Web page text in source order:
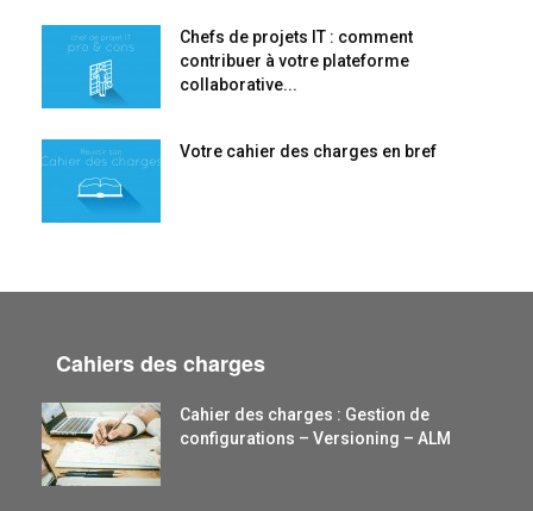
Chefs de projets IT : comment
contribuer à votre plateforme
collaborative...
Votre cahier des charges en bref
Cahiers des charges
Cahier des charges : Gestion de
configurations – Versioning – ALM